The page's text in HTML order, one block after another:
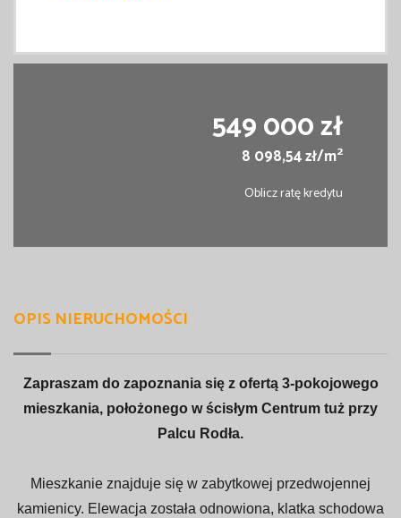
549 000 zł
8 098,54 zł/m2
Oblicz ratę kredytu
OPIS NIERUCHOMOŚCI
Zapraszam do zapoznania się z ofertą 3-pokojowego
mieszkania, położonego w ścisłym Centrum tuż przy
Palcu Rodła.
Mieszkanie znajduje się w zabytkowej przedwojennej
kamienicy. Elewacja została odnowiona, klatka schodowa